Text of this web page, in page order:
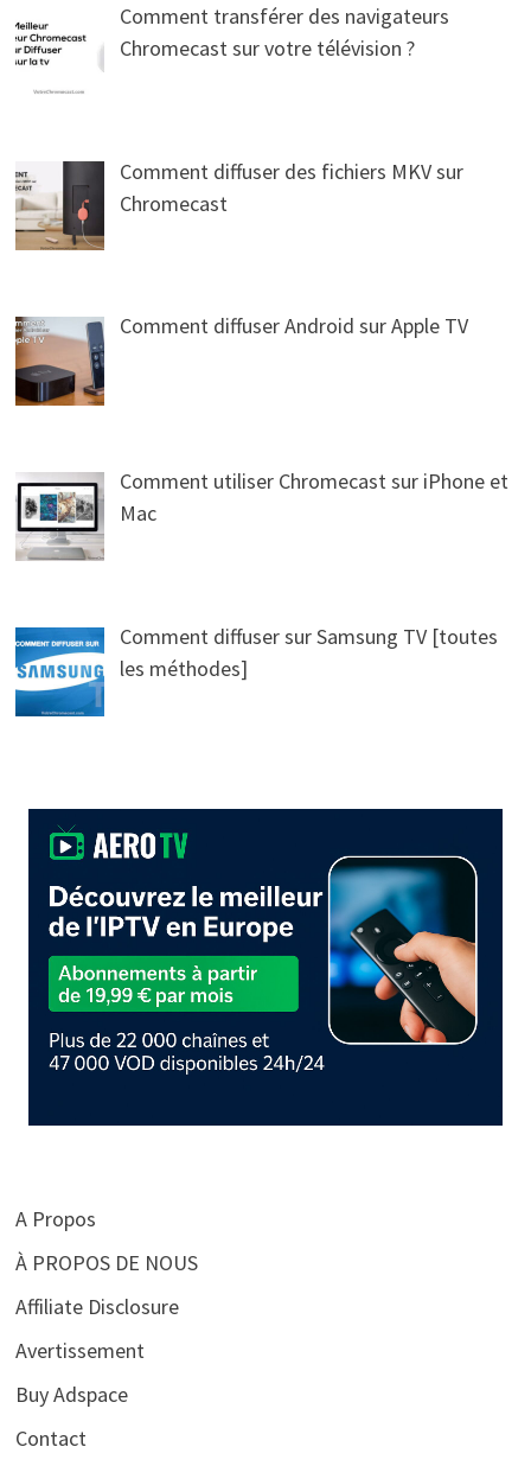
Comment transférer des navigateurs
Chromecast sur votre télévision ?
Comment diffuser des fichiers MKV sur
Chromecast
Comment diffuser Android sur Apple TV
Comment utiliser Chromecast sur iPhone et
Mac
Comment diffuser sur Samsung TV [toutes
les méthodes]
A Propos
À PROPOS DE NOUS
Affiliate Disclosure
Avertissement
Buy Adspace
Contact